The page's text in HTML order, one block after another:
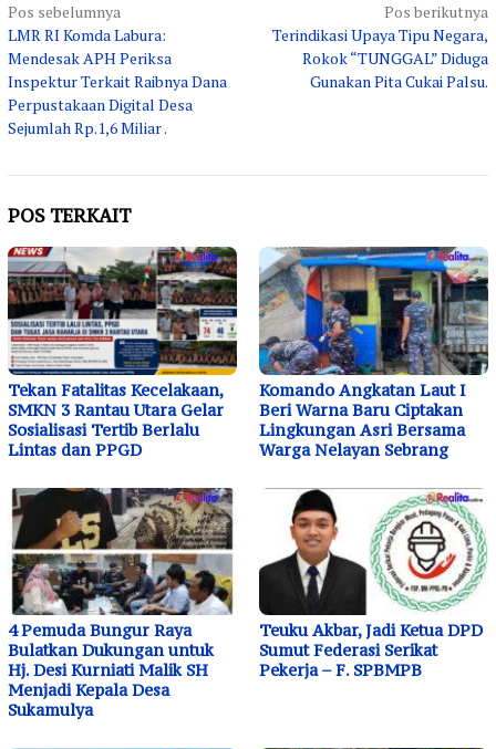
Navigasi
pos
Pos sebelumnya
LMR RI Komda Labura:
Mendesak APH Periksa
Inspektur Terkait Raibnya Dana
Perpustakaan Digital Desa
Sejumlah Rp.1,6 Miliar .
Pos berikutnya
Terindikasi Upaya Tipu Negara,
Rokok “TUNGGAL” Diduga
Gunakan Pita Cukai Palsu.
POS TERKAIT
Tekan Fatalitas Kecelakaan,
SMKN 3 Rantau Utara Gelar
Sosialisasi Tertib Berlalu
Lintas dan PPGD
Komando Angkatan Laut I
Beri Warna Baru Ciptakan
Lingkungan Asri Bersama
Warga Nelayan Sebrang
4 Pemuda Bungur Raya
Bulatkan Dukungan untuk
Hj. Desi Kurniati Malik SH
Menjadi Kepala Desa
Sukamulya
Teuku Akbar, Jadi Ketua DPD
Sumut Federasi Serikat
Pekerja – F. SPBMPB